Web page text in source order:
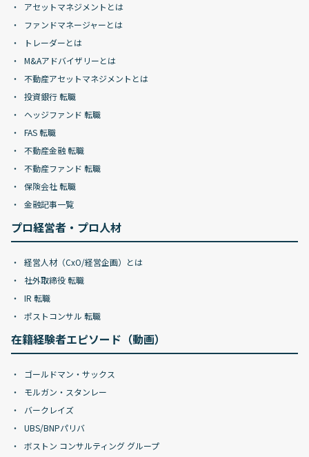
アセットマネジメントとは
ファンドマネージャーとは
トレーダーとは
M&Aアドバイザリーとは
不動産アセットマネジメントとは
投資銀行 転職
ヘッジファンド 転職
FAS 転職
不動産金融 転職
不動産ファンド 転職
保険会社 転職
金融記事一覧
プロ経営者・プロ人材
経営人材（CxO/経営企画）とは
社外取締役 転職
IR 転職
ポストコンサル 転職
在籍経験者エピソード（動画）
ゴールドマン・サックス
モルガン・スタンレー
バークレイズ
UBS/BNPパリバ
ボストン コンサルティング グループ